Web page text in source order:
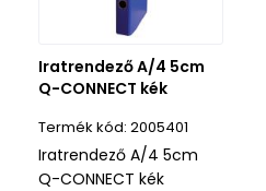
Iratrendező A/4 5cm
Q-CONNECT kék
2005401
Iratrendező A/4 5cm
Q-CONNECT kék